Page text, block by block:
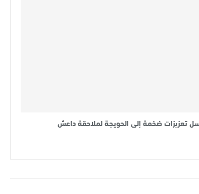
تعزيزات ضخمة إلى الحويجة لملاحقة داعش